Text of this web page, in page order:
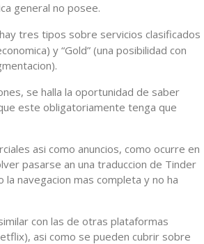
general no posee.
tres tipos sobre servicios clasificados
y “Gold” (una posibilidad con
se halla la oportunidad de saber
este obligatoriamente tenga que
asi­ como anuncios, como ocurre en
pasarse an una traduccion de Tinder
navegacion mas completa y no ha
con las de otras plataformas
asi­ como se pueden cubrir sobre